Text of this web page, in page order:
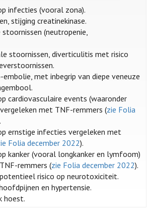
infecties (vooral zona).
stijging creatinekinase.
(neutropenie,
stoornissen, diverticulitis met risico
met inbegrip van diepe veneuze
cardiovasculaire events (waaronder
met TNF-remmers (zie Folia
ernstige infecties vergeleken met
Folia december 2022).
kanker (vooral longkanker en lymfoom)
remmers (zie Folia december 2022).
risico op neurotoxiciteit.
en hypertensie.
hoest.